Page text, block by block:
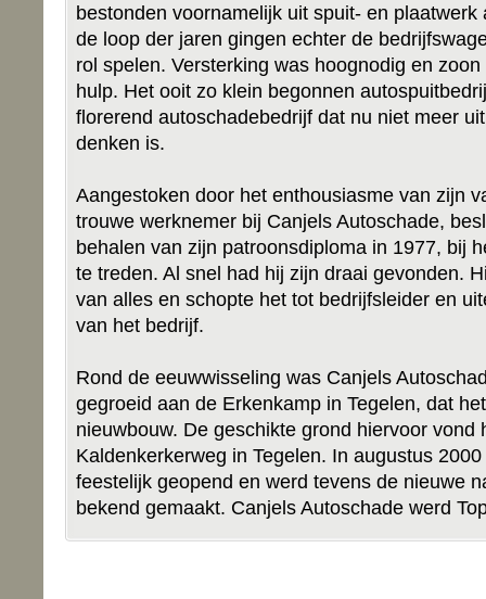
bestonden voornamelijk uit spuit- en
de loop der jaren gingen echter de
rol spelen. Versterking was hoognodig en
hulp. Het ooit zo klein begonnen
florerend autoschadebedrijf dat nu niet meer
denken is.
Aangestoken door het enthousiasme van zijn
trouwe werknemer bij Canjels Autoschade,
behalen van zijn patroonsdiploma in 1977, bij
te treden. Al snel had hij zijn draai gevonden.
van alles en schopte het tot bedrijfsleider en
van het bedrijf.
Rond de eeuwwisseling was Canjels
gegroeid aan de Erkenkamp in Tegelen, dat
nieuwbouw. De geschikte grond hiervoor vond
Kaldenkerkerweg in Tegelen. In augustus
feestelijk geopend en werd tevens de nieuwe
bekend gemaakt. Canjels Autoschade werd